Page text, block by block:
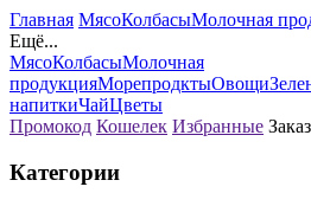
Главная МясоКолбасыМолочная
Ещё...
МясоКолбасыМолочная
продукцияМорепродктыОвощи
напиткиЧайЦветы
Промокод Кошелек Избранные
Категории